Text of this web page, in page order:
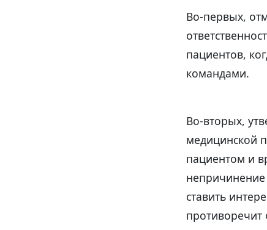
Во-первых,
пациентов,
командами.
Во-вторых,
медицинской
пациентом и
ставить